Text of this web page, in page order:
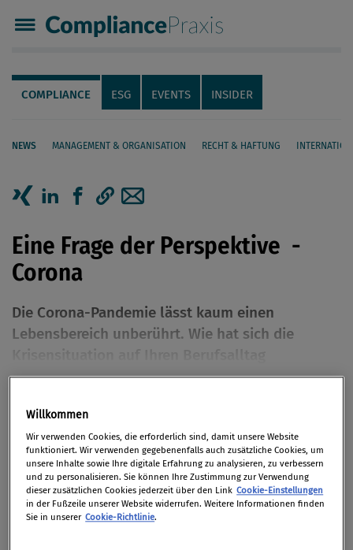
Compliance Praxis
Servicenavigation
Navigation
COMPLIANCE ESG EVENTS INSIDER
NEWS MANAGEMENT & ORGANISATION RECHT & HAFTUNG
Seiteninhalt
Eine Frage der Perspektive -
Corona
Die Corona-Pandemie lässt kaum einen
Lebensbereich unberührt. Wie hat sich die
ausgewirkt? Welche Aspekte Ihrer Compliance-
Bedingungen verändert?
VonMag. Klaus Putzer
30. November 2020 / Erschienen in Compliance
Praxis 4/2020, S. 6
Willkommen
Wir verwenden Cookies, die erforderlich sind, damit unsere Website
funktioniert. Wir verwenden gegebenenfalls auch zusätzliche Cookies, um
unsere Inhalte sowie Ihre digitale Erfahrung zu analysieren, zu verbessern
und zu personalisieren. Sie können Ihre Zustimmung zur Verwendung
dieser zusätzlichen Cookies jederzeit über den Link Cookie-Einstellungen
in der Fußzeile unserer Website widerrufen. Weitere Informationen finden
Sie in unserer Cookie-Richtlinie.